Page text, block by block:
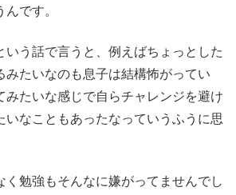
です。
いう話で言うと、例えばちょっとした
みたいなのも息子は結構怖がってい
みたいな感じで自らチャレンジを避け
いなこともあったなっていうふうに思
く勉強もそんなに嫌がってませんでし